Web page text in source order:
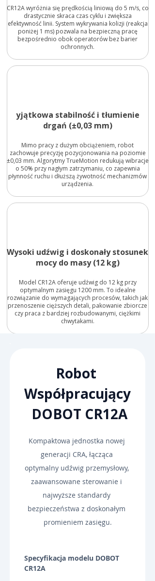
CR12A wyróżnia się prędkością liniową do 5 m/s, co
drastycznie skraca czas cyklu i zwiększa
efektywność linii. System wykrywania kolizji (reakcja
poniżej 1 ms) pozwala na bezpieczną pracę
bezpośrednio obok operatorów bez barier
ochronnych.
yjątkowa stabilność i tłumienie
drgań (±0,03 mm)
Mimo pracy z dużym obciążeniem, robot
zachowuje precyzję pozycjonowania na poziomie
±0,03 mm. Algorytmy TrueMotion redukują wibracje
o 50% przy nagłym zatrzymaniu, co zapewnia
płynność ruchu i dłuższą żywotność mechanizmów
urządzenia.
Wysoki udźwig i doskonały stosunek
mocy do masy (12 kg)
Model CR12A oferuje udźwig do 12 kg przy
optymalnym zasięgu 1200 mm. To idealne
rozwiązanie do wymagających procesów, takich jak
przenoszenie cięższych detali, pakowanie zbiorcze
czy praca z bardziej rozbudowanymi, ciężkimi
chwytakami.
Robot
Współpracujący
DOBOT CR12A
Kompaktowa jednostka nowej
generacji CRA, łącząca
optymalny udźwig przemysłowy,
zaawansowane sterowanie i
najwyższe standardy
bezpieczeństwa z doskonałym
promieniem zasięgu.
Specyfikacja modelu DOBOT
CR12A